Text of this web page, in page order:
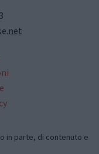
in parte, di contenuto e